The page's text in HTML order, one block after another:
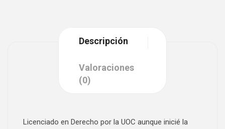
Descripción
Valoraciones
(0)
Licenciado en Derecho por la UOC aunque inicié la